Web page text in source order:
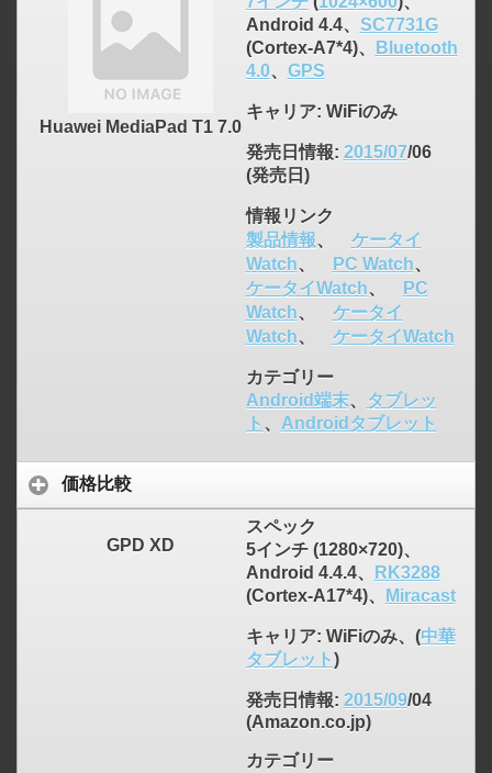
Huawei MediaPad T1 7.0
Android 4.4、 SC7731G
(Cortex-A7*4)、
Bluetooth
4.0、 GPS
キャリア: WiFiのみ
発売日情報: 2015/07/06
(発売日)
情報リンク
製品情報、
ケータイ
Watch、 PC Watch、
ケータイWatch、
PC
Watch、
ケータイ
Watch、 ケータイWatch
カテゴリー
Android端末、
タブレッ
ト 、 Androidタブレット
価格比較
GPD XD
スペック
5インチ (1280×720)、
Android 4.4.4、
RK3288
(Cortex-A17*4)、
Miracast
キャリア: WiFiのみ、(中華
タブレット)
発売日情報: 2015/09/04
(Amazon.co.jp)
カテゴリー
click to expand contents